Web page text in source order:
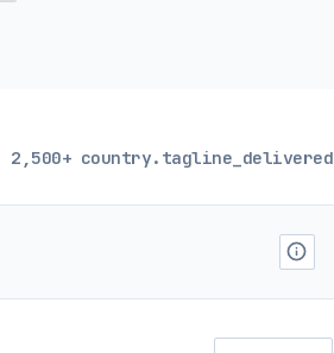
2,500+ country.tagline_delivered